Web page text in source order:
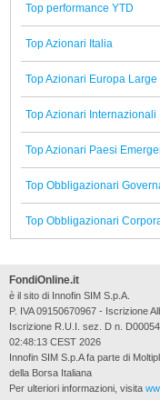
Top performance YTD
Top Azionari Italia
Top Azionari Europa
Top Azionari
Top Azionari Paesi
Top Obbligazionari
Top Obbligazionari
FondiOnline.it
è il sito di Innofin SIM S.p.A.
P. IVA 09150670967 - Iscrizione
Iscrizione R.U.I. sez. D n.
02:48:13 CEST 2026
Innofin SIM S.p.A fa parte di
della Borsa Italiana
Per ulteriori informazioni, visita